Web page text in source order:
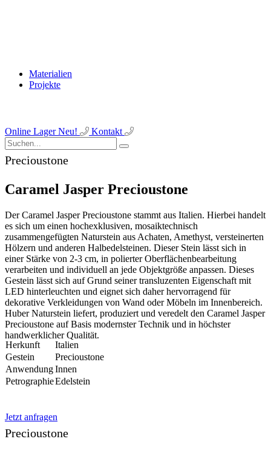
Materialien
Projekte
Online LagerNeu! Kontakt
Precioustone
Caramel Jasper Precioustone
Der Caramel Jasper Precioustone stammt aus Italien. Hierbei handelt
es sich um einen hochexklusiven, mosaiktechnisch
zusammengefügten Naturstein aus Achaten, Amethyst, versteinerten
Hölzern und anderen Halbedelsteinen. Dieser Stein lässt sich in
einer Stärke von 2-3 cm, in polierter Oberflächenbearbeitung
verarbeiten und individuell an jede Objektgröße anpassen. Dieses
Gestein lässt sich auf Grund seiner transluzenten Eigenschaft mit
LED hinterleuchten und eignet sich daher hervorragend für
dekorative Verkleidungen von Wand oder Möbeln im Innenbereich.
Huber Naturstein liefert, produziert und veredelt den Caramel Jasper
Precioustone auf Basis modernster Technik und in höchster
handwerklicher Qualität.
Herkunft
Italien
Gestein
Precioustone
AnwendungInnen
PetrographieEdelstein
Jetzt anfragen
Precioustone